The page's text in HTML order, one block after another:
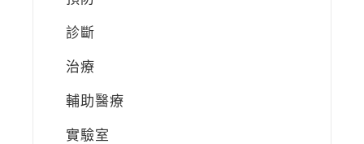
診斷
治療
輔助醫療
實驗室